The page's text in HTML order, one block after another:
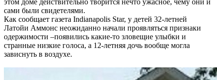
этом доме действительно творится нечто ужасное, чему они и
сами были свидетелями.
Как сообщает газета Indianapolis Star, у детей 32-летней
Латойи Аммонс неожиданно начали проявляться признаки
одержимости –появились какие-то зловещие улыбки и
странные низкие голоса, а 12-летняя дочь вообще могла
зависнуть в воздухе.